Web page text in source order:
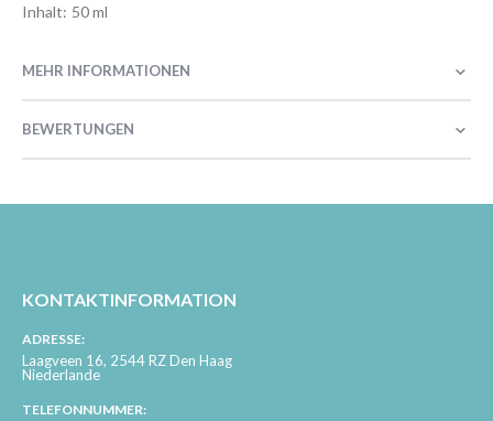
Inhalt: 50 ml
MEHR INFORMATIONEN
BEWERTUNGEN
KONTAKTINFORMATION
ADRESSE:
Laagveen 16, 2544 RZ Den Haag
Niederlande
TELEFONNUMMER: